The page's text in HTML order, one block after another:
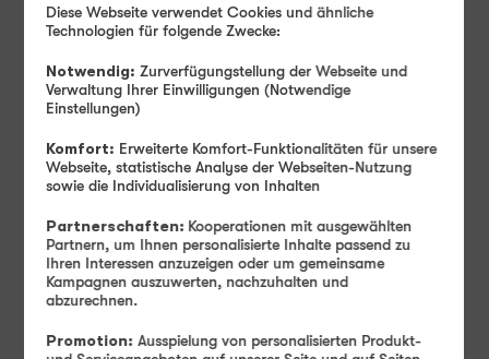
1999
Einmaliger Gerätepreisab: 1,– €
Farbe-
Speicher-128 GB
Diese Webseite verwendet Cookies und ähnliche
Technologien für folgende Zwecke:
Notwendig: Zurverfügungstellung der Webseite und
Verwaltung Ihrer Einwilligungen (Notwendige
Einstellungen)
Komfort: Erweiterte Komfort-Funktionalitäten für unsere
Webseite, statistische Analyse der Webseiten-Nutzung
sowie die Individualisierung von Inhalten
Partnerschaften: Kooperationen mit ausgewählten
Partnern, um Ihnen personalisierte Inhalte passend zu
Ihren Interessen anzuzeigen oder um gemeinsame
Kampagnen auszuwerten, nachzuhalten und
abzurechnen.
Promotion: Ausspielung von personalisierten Produkt-